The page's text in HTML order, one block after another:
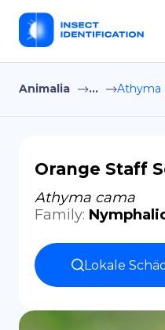
Animalia ... Athyma
Orange Staff
Athyma cama
Family:
Lokale